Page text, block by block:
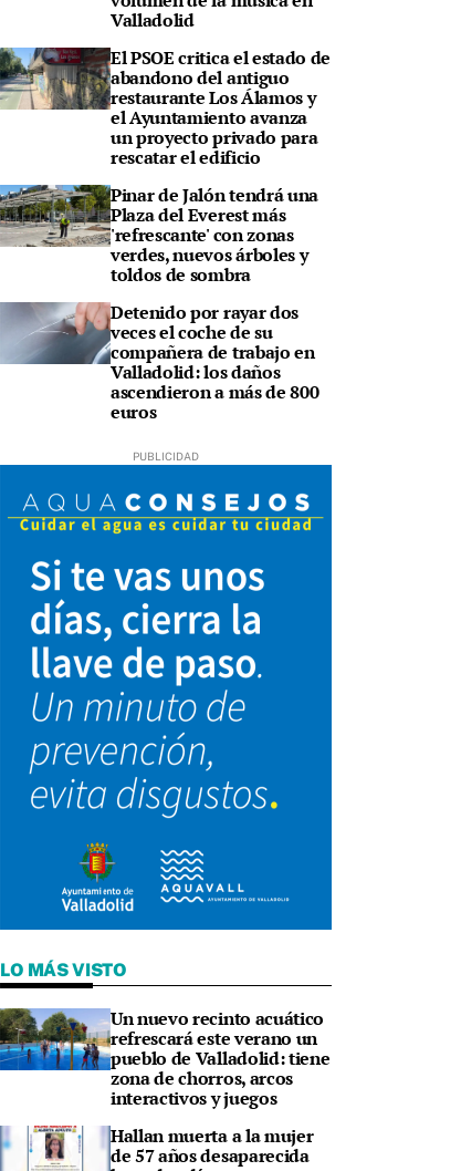
Valladolid
El PSOE critica el estado de
abandono del antiguo
restaurante Los Álamos y
el Ayuntamiento avanza
un proyecto privado para
rescatar el edificio
Pinar de Jalón tendrá una
Plaza del Everest más
'refrescante' con zonas
verdes, nuevos árboles y
toldos de sombra
Detenido por rayar dos
veces el coche de su
compañera de trabajo en
Valladolid: los daños
ascendieron a más de 800
euros
LO MÁS VISTO
Un nuevo recinto acuático
refrescará este verano un
pueblo de Valladolid: tiene
zona de chorros, arcos
interactivos y juegos
Hallan muerta a la mujer
de 57 años desaparecida